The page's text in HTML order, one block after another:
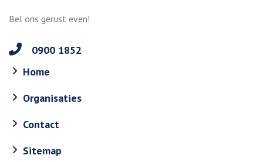
Bel ons gerust even!
0900 1852
Home
Organisaties
Contact
Sitemap